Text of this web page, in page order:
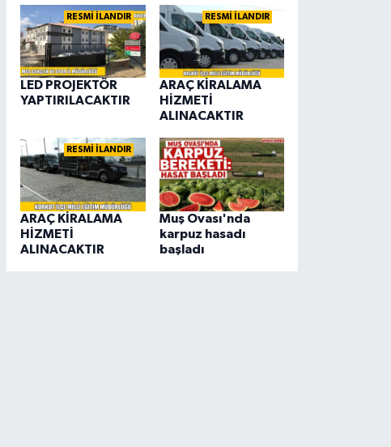
RESMİ İLANDIR
LED PROJEKTÖR
YAPTIRILACAKTIR
RESMİ İLANDIR
ARAÇ KİRALAMA
HİZMETİ
ALINACAKTIR
RESMİ İLANDIR
ARAÇ KİRALAMA
HİZMETİ
ALINACAKTIR
Muş Ovası'nda
karpuz hasadı
başladı